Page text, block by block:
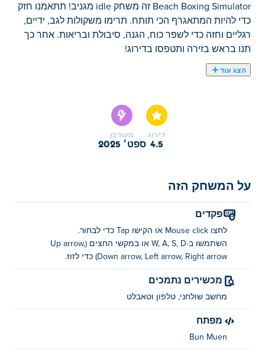
Beach Boxing Simulator זה משחק idle מגניב! תתאמנו חזק
כדי להיות המתאגרף הכי תותח. תרימו משקולות לגב, ידיים,
רגליים וחזה כדי לשפר כוח, הגנה, סיבולת ובריאות. אחר כך
תנו בראש בזירה ותטפסו בדירוג!
הצג עוד
עם ציוד שונה כדי לאמן את הזרועות, הרגליים, שרירי הליבה
והגב. ככל שתתאמנו חזק יותר, כך תתחזקו. ברגע שתהיו מלאי
אנרגיה, צעד לזירת האיגרוף ובחן את כישוריך מול שחקנים
איך לשחק בסימולטור אגרוף חוף?
במקשי החצים או בג'ויסטיק כדי לנוע.
מי יצר את סימולטור אגרוף החוף?
האחרים שלהם ב Poki (פוקי):
בחינם?
דירוג
4.5
מְעוּדכָּן
ספט׳ 2025
על המשחק הזה
פקדים
לחצו Mouse click או הקישו Tap כדי לבחור.
השתמשו ב-W, A, S, D או במקשי החצים (Up arrow,
Down arrow, Left arrow, Right arrow) כדי לזוז.
מכשירים נתמכים
מחשב שולחני, טלפון וטאבלט
מפתח
Bun Muen